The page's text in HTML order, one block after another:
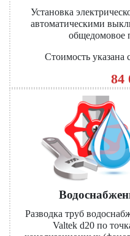
Установка
автоматическими
общедомовое
Стоимость указана
84
Разводка труб
Valtek d20 по